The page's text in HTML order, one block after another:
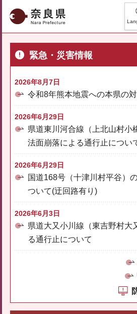
奈良県
緊急・災害情報
2026年8月7日
令和8年熊本地震への本県の
2026年6月29日
県道東川河合線（上北山村小
法面崩落による通行止につい
2026年6月29日
国道168号（十津川村平谷）
ついて(迂回路有り)
2026年6月3日
県道大又小川線（東吉野村大
る通行止について